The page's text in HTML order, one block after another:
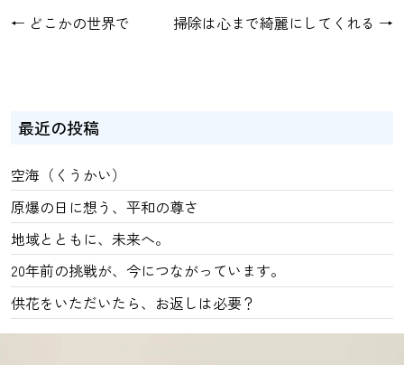
← どこかの世界で 掃除は心まで綺麗にしてくれる →
最近の投稿
空海（くうかい）
原爆の日に想う、平和の尊さ
地域とともに、未来へ。
20年前の挑戦が、今につながっています。
供花をいただいたら、お返しは必要？